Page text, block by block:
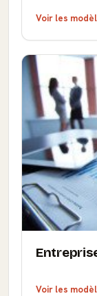
Voir les
Voir les